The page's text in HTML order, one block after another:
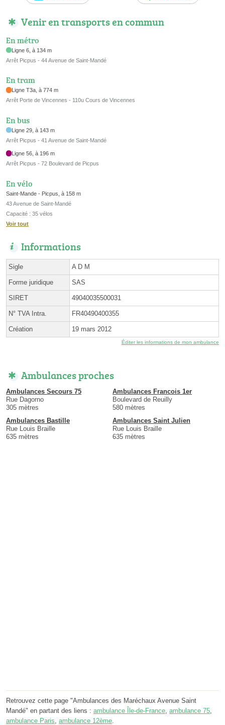
Venir en transports en commun
En métro
Ligne 6, à 134 m
Arrêt Picpus - 44 Avenue de Saint-Mandé
En tram
Ligne T3a, à 774 m
Arrêt Porte de Vincennes - 110u Cours de Vincennes
En bus
Ligne 29, à 143 m
Arrêt Picpus - 41 Avenue de Saint-Mandé
Ligne 56, à 196 m
Arrêt Picpus - 72 Boulevard de Picpus
En vélo
Saint-Mande - Picpus, à 158 m
43 Avenue de Saint-Mandé
Capacité : 35 vélos
Voir tout
Informations
Sigle A D M
Forme juridique SAS
SIRET 49040035500031
N° TVA Intra. FR40490400355
Création 19 mars 2012
Éditer les informations de mon ambulance
Ambulances proches
Ambulances Secours 75
Rue Dagorno
305 mètres
Ambulances Francois 1er
Boulevard de Reuilly
580 mètres
Ambulances Bastille
Rue Louis Braille
635 mètres
Ambulances Saint Julien
Rue Louis Braille
635 mètres
Retrouvez cette page "Ambulances des Maréchaux Avenue Saint
Mandé" en partant des liens : ambulance Île-de-France ambulance 75
ambulance Paris ambulance 12ème